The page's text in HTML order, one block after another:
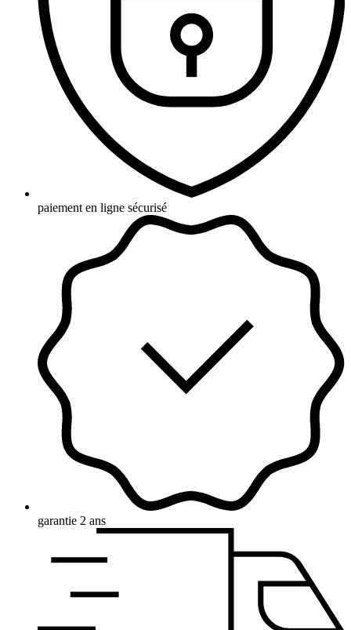
paiement en ligne sécurisé
garantie 2 ans